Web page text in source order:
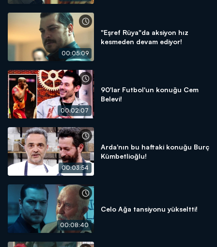
00:05:09
"Eşref Rüya"da aksiyon hız
kesmeden devam ediyor!
00:02:07
90'lar Futbol'un konuğu Cem
Belevi!
00:03:54
Arda'nın bu haftaki konuğu Burç
Kümbetlioğlu!
00:08:40
Celo Ağa tansiyonu yükseltti!